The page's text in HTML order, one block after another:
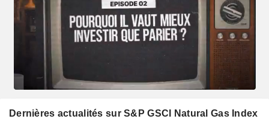
Dernières actualités sur S&P GSCI Natural Gas Index